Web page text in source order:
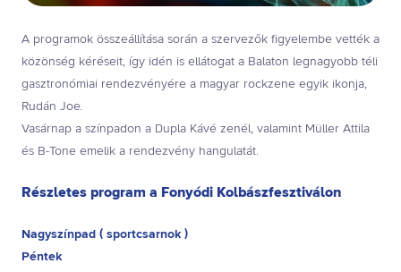
A programok összeállítása során a szervezők figyelembe vették a
közönség kéréseit, így idén is ellátogat a Balaton legnagyobb téli
gasztronómiai rendezvényére a magyar rockzene egyik ikonja,
Rudán Joe.
Vasárnap a színpadon a Dupla Kávé zenél, valamint Müller Attila
és B-Tone emelik a rendezvény hangulatát.
Részletes program a Fonyódi Kolbászfesztiválon
Nagyszínpad ( sportcsarnok )
Péntek